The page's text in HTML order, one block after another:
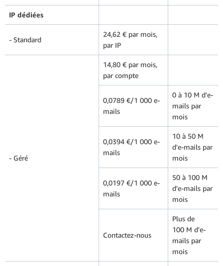
IP dédiées
- Standard
24,62 € par mois,
par IP
- Géré
14,80 € par mois,
par compte
0,0789 €/1 000 e-
mails
0 à 10 M d'e-
mails par
mois
0,0394 €/1 000 e-
mails
10 à 50 M
d'e-mails par
mois
0,0197 €/1 000 e-
mails
50 à 100 M
d'e-mails par
mois
Contactez-nous
Plus de
100 M d'e-
mails par
mois